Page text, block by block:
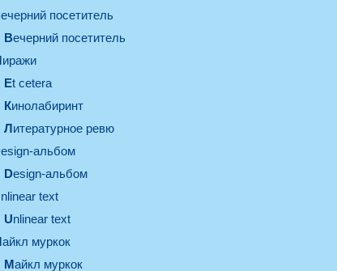
вечерний посетитель
вечерний посетитель
миражи
et cetera
кинолабиринт
литературное ревю
design-альбом
design-альбом
unlinear text
Unlinear text
майкл муркок
майкл муркок